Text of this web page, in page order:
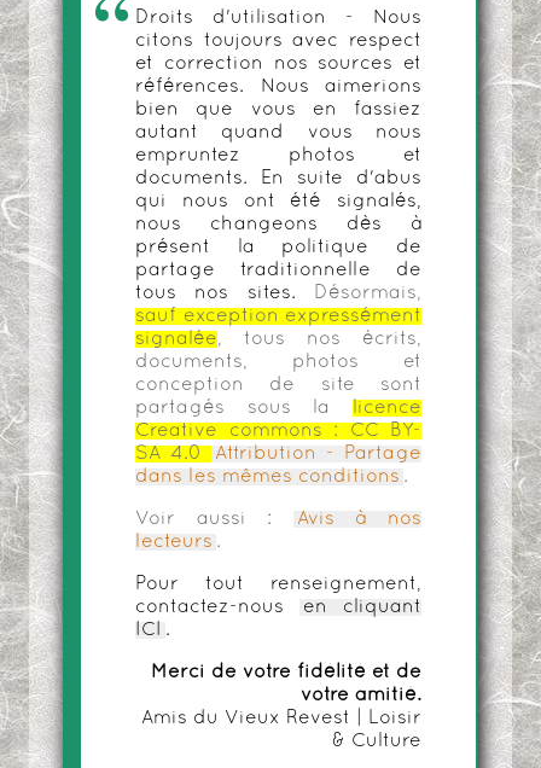
Droits d'utilisation - Nous
citons toujours avec respect
et correction nos sources et
références. Nous aimerions
bien que vous en fassiez
autant quand vous nous
empruntez photos et
documents. En suite d'abus
qui nous ont été signalés,
nous changeons dès à
présent la politique de
partage traditionnelle de
tous nos sites.
Désormais,
sauf exception expressément
signalée, tous nos écrits,
documents, photos et
conception de site sont
partagés sous la
licence
Creative commons :
CC BY-
SA 4.0
Attribution - Partage
dans les mêmes conditions .
Voir aussi :
Avis à nos
lecteurs .
Pour tout renseignement,
contactez-nous
en cliquant
ICI
.
Merci de votre fidélité et de
votre amitié.
Amis du Vieux Revest | Loisir
& Culture